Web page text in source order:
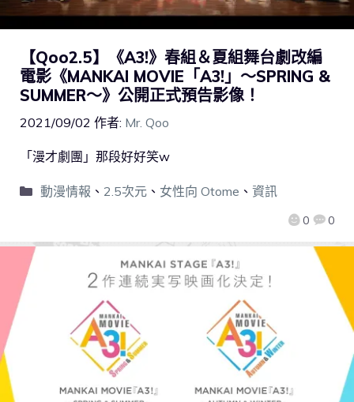
【Qoo2.5】《A3!》春組＆夏組舞台劇改編
電影《MANKAI MOVIE「A3!」～SPRING &
SUMMER～》公開正式預告影像！
2021/09/02 作者: Mr. Qoo
0 0
「漫才劇團」那段好好笑w
動漫情報 、 2.5次元、 女性向 Otome 、 資訊